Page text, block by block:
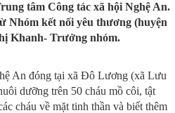
tâm Công tác xã hội Nghệ An.
Nhóm kết nối yêu thương (huyện
Khanh- Trưởng nhóm.
An đóng tại xã Đô Lương (xã Lưu
dưỡng trên 50 cháu mồ côi, tật
cháu về mặt tinh thần và biết thêm